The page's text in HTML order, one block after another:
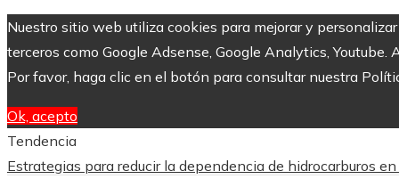
Nuestro sitio web utiliza cookies para mejorar y
terceros como Google Adsense, Google Analytics,
Por favor, haga clic en el botón para consultar nuestra
Ok, acepto
Tendencia
Estrategias para reducir la dependencia de hidrocarburos